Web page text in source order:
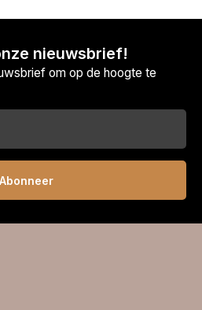
nieuwsbrief!
om op de hoogte te
Abonneer